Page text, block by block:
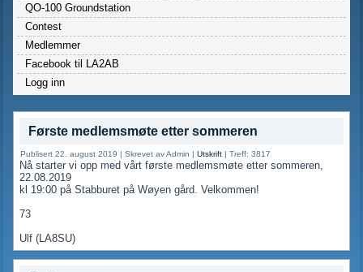
QO-100 Groundstation
Contest
Medlemmer
Facebook til LA2AB
Logg inn
Første medlemsmøte etter sommeren
Publisert 22. august 2019 |Skrevet av Admin |Utskrift |Treff: 3817
Nå starter vi opp med vårt første medlemsmøte etter sommeren,
22.08.2019
kl 19:00 på Stabburet på Wøyen gård. Velkommen!
73
Ulf (LA8SU)